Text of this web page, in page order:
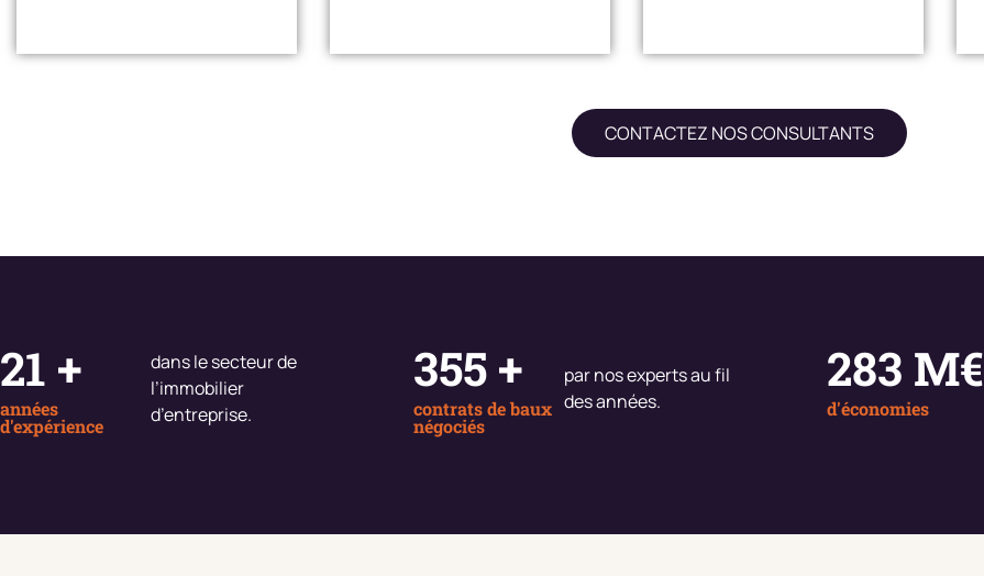
CONTACTEZ NOS CONSULTANTS
30 +
années
d'expérience
dans le secteur de
l’immobilier
d’entreprise.
500 +
contrats de baux
négociés
par nos experts au fil
des années.
400 M€
d'économies